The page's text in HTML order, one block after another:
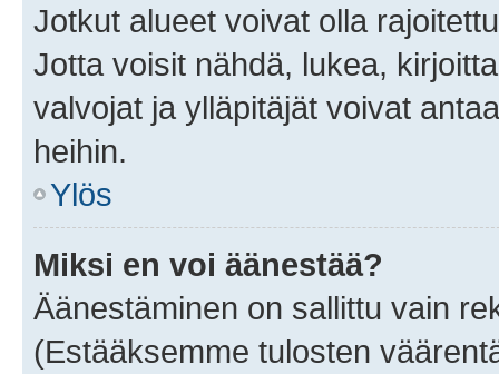
Jotkut alueet voivat olla
Jotta voisit nähdä, lukea,
valvojat ja ylläpitäjät voivat
heihin.
Ylös
Miksi en voi äänestää?
Äänestäminen on sallittu vain
(Estääksemme tulosten